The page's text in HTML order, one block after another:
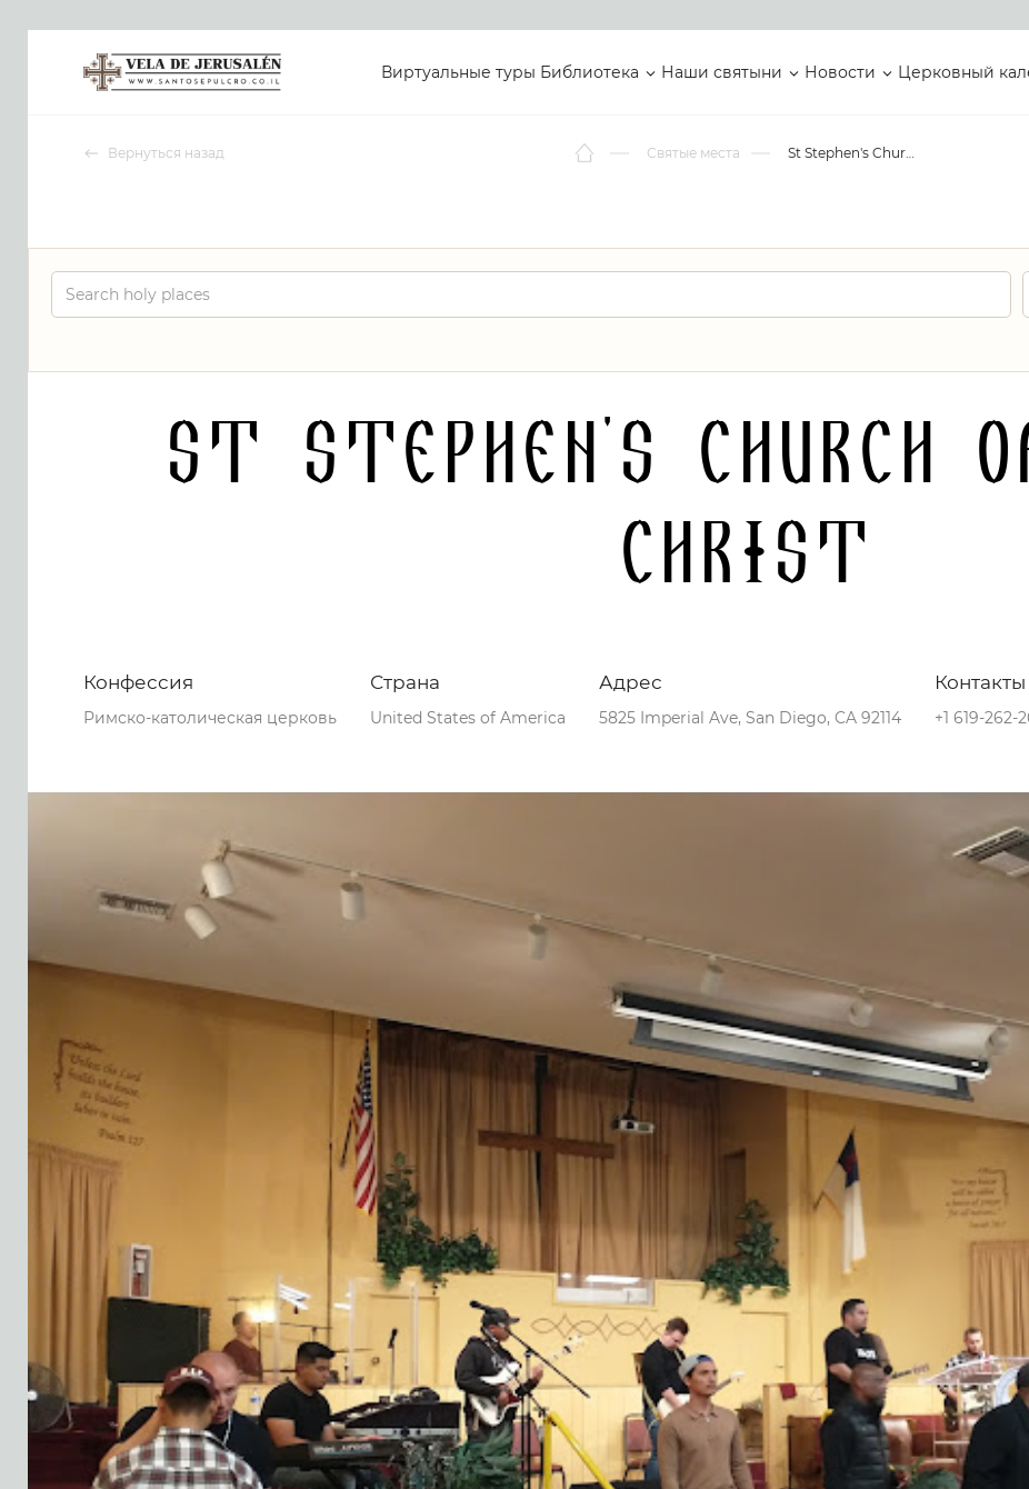
Виртуальные туры Библиотека Наши святыни Новости Церковный
Вернуться назад Святые места St Stephen's Church of God in Christ
St Stephen's Church
Christ
Конфессия
Римско-католическая церковь
Страна
United States of America
Адрес
5825 Imperial Ave, San Diego, CA 92114
Контакты
+1 619-262-